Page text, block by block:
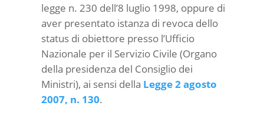
legge n. 230 dell’8 luglio 1998, oppure di
aver presentato istanza di revoca dello
status di obiettore presso l’Ufficio
Nazionale per il Servizio Civile (Organo
della presidenza del Consiglio dei
Ministri), ai sensi della Legge 2 agosto
2007, n. 130.